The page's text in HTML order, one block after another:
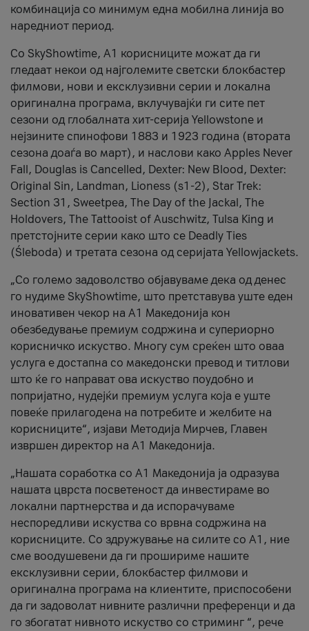
комбинација со минимум една мобилна линија во
наредниот период.
Со SkyShowtime, А1 корисниците можат да ги
гледаат некои од најголемите светски блокбастер
филмови, нови и ексклузивни серии и локална
оригинална програма, вклучувајќи ги сите пет
сезони од глобалната хит-серија Yellowstone и
нејзините спинофови 1883 и 1923 година (втората
сезона доаѓа во март), и наслови како Apples Never
Fall, Douglas is Cancelled, Dexter: New Blood, Dexter:
Original Sin, Landman, Lioness (s1-2), Star Trek:
Section 31, Sweetpea, The Day of the Jackal, The
Holdovers, The Tattooist of Auschwitz, Tulsa King и
претстојните серии како што се Deadly Ties
(Śleboda) и третата сезона од серијата Yellowjackets.
„Со големо задоволство објавуваме дека од денес
го нудиме SkyShowtime, што претставува уште еден
иновативен чекор на А1 Македонија кон
обезбедување премиум содржина и супериорно
корисничко искуство. Многу сум среќен што оваа
услуга е достапна со македонски превод и титлови
што ќе го направат ова искуство поудобно и
попријатно, нудејќи премиум услуга која е уште
повеќе прилагодена на потребите и желбите на
корисниците“, изјави Методија Мирчев, Главен
извршен директор на А1 Македонија.
„Нашата соработка со А1 Македонија ја одразува
нашата цврста посветеност да инвестираме во
локални партнерства и да испорачуваме
неспоредливи искуства со врвна содржина на
корисниците. Со здружување на силите со А1, ние
сме воодушевени да ги прошириме нашите
ексклузивни серии, блокбастер филмови и
оригинална програма на клиентите, приспособени
да ги задоволат нивните различни преференци и да
го збогатат нивното искуство со стриминг “, рече